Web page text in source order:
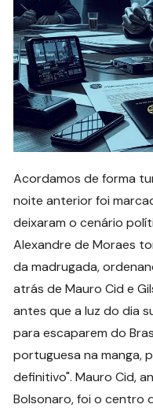
Acordamos de forma
noite anterior foi
deixaram o cenário
Alexandre de Moraes
da madrugada,
atrás de Mauro Cid e
antes que a luz do dia
para escaparem do
portuguesa na manga,
definitivo". Mauro Cid,
Bolsonaro, foi o centro